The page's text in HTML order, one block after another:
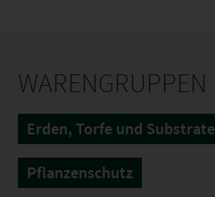
WARENGRUPPEN
Erden, Torfe und Substrate
Pflanzenschutz